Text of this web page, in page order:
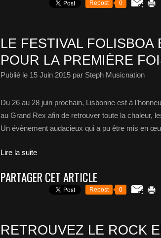
Repost 0
LE FESTIVAL FOLISBOA
POUR LA PREMIÈRE
Publié le 15 Juin 2015 par Steph Musicnation
Du 26 au 28 juin prochain, Lisbonne est à
au Grand Rex afin de retrouver toute la chaleur,
Un évènement audacieux qui a pu être mis en
Lire la suite
PARTAGER CET ARTICLE
Repost 0
RETROUVEZ LE ROCK